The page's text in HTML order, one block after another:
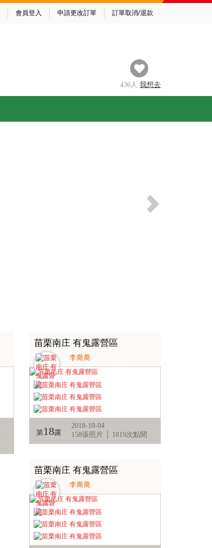
會員登入 申請更改訂單 訂單取消/退款
436人 我想去
苗栗南庄 有鬼露營區
李喬喬
第18露
2018-10-04
158張照片 │ 1819次點閱
苗栗南庄 有鬼露營區
李喬喬